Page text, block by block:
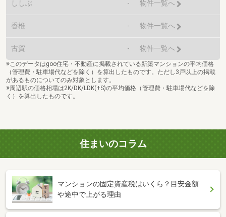
ししぶ - 物件一覧へ
香椎 - 物件一覧へ
古賀 - 物件一覧へ
※このデータはgoo住宅・不動産に掲載されている新築マンションの平均価格
（管理費・駐車場代などを除く）を算出したものです。ただし3戸以上の掲載
があるものについてのみ対象とします。
※周辺駅の価格相場は2K/DK/LDK(+S)の平均価格（管理費・駐車場代などを除
く）を算出したものです。
住まいのコラム
マンションの固定資産税はいくら？目安金額
や途中で上がる理由